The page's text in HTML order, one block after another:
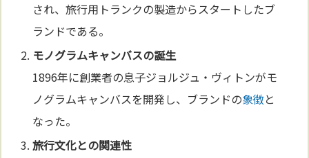
され、旅行用トランクの製造からスタートしたブ
ランドである。
モノグラムキャンバスの誕生
1896年に創業者の息子ジョルジュ・ヴィトンがモ
ノグラムキャンバスを開発し、ブランドの象徴と
なった。
旅行文化との関連性